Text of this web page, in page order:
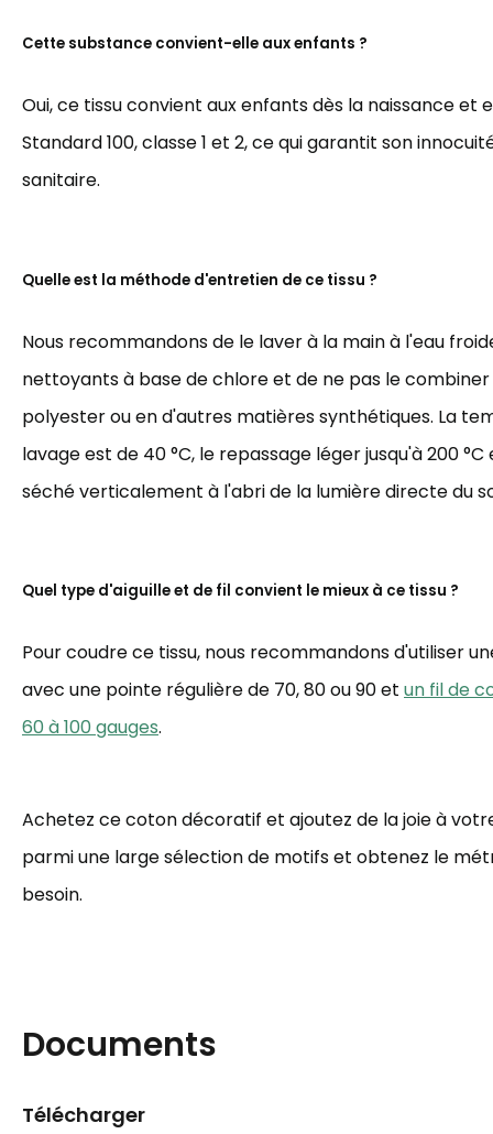
Cette substance convient-elle aux enfants ?
Oui, ce tissu convient aux enfants dès la naissance et
Standard 100, classe 1 et 2, ce qui garantit son
sanitaire.
Quelle est la méthode d'entretien de ce tissu ?
Nous recommandons de le laver à la main à l'eau
nettoyants à base de chlore et de ne pas le
polyester ou en d'autres matières synthétiques. La
lavage est de 40 °C, le repassage léger jusqu'à 200
séché verticalement à l'abri de la lumière directe du
Quel type d'aiguille et de fil convient le mieux à ce tissu ?
Pour coudre ce tissu, nous recommandons d'utiliser
avec une pointe régulière de 70, 80 ou 90 et un fil de
60 à 100 gauges.
Achetez ce coton décoratif et ajoutez de la joie à
parmi une large sélection de motifs et obtenez le
besoin.
Documents
Télécharger